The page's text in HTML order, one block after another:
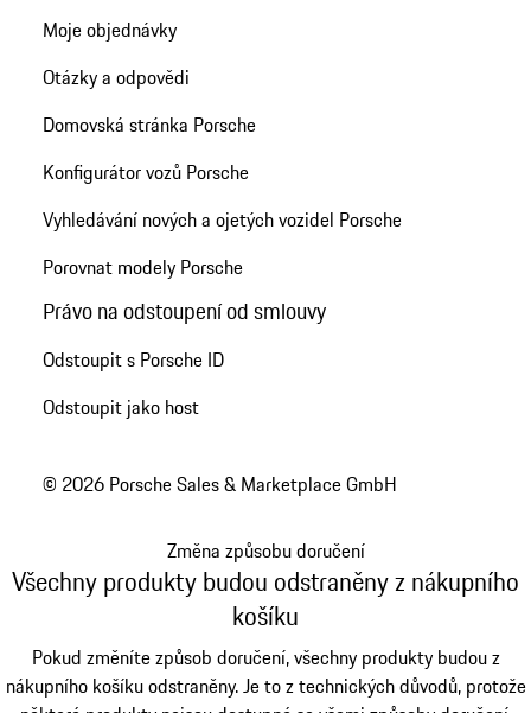
Moje objednávky
Otázky a odpovědi
Domovská stránka Porsche
Konfigurátor vozů Porsche
Vyhledávání nových a ojetých vozidel Porsche
Porovnat modely Porsche
Právo na odstoupení od smlouvy
Odstoupit s Porsche ID
Odstoupit jako host
© 2026 Porsche Sales & Marketplace GmbH
Změna způsobu doručení
Všechny produkty budou odstraněny z nákupního
košíku
Pokud změníte způsob doručení, všechny produkty budou z
nákupního košíku odstraněny. Je to z technických důvodů, protože